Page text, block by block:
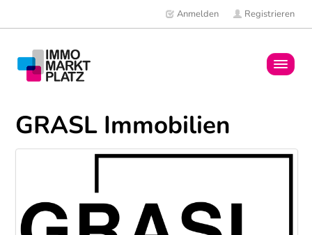
Anmelden Registrieren
News
GRASL Immobilien